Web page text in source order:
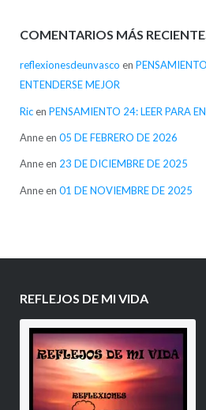
COMENTARIOS MÁS
reflexionesdeunvasco en
ENTENDERSE MEJOR
Ricen PENSAMIENTO 24: LEER PARA
Anneen 05 DE FEBRERO DE 2026
Anneen 23 DE DICIEMBRE DE 2025
Anneen 01 DE NOVIEMBRE DE 2025
REFLEJOS DE MI VIDA